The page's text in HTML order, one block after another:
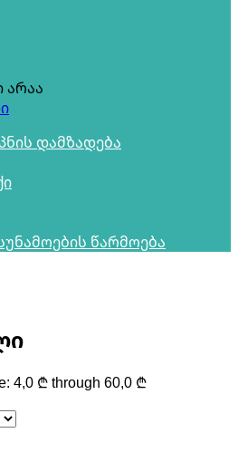
არაა
დამზადება
წარმოება
4,0 ₾ through 60,0 ₾